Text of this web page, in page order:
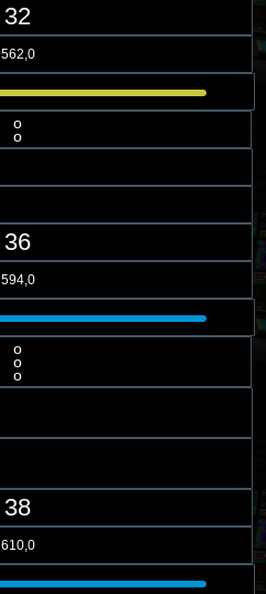
32
562,0
o
o
36
594,0
o
o
o
38
610,0